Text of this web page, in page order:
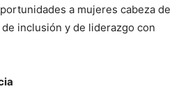
a mujeres cabeza de
inclusión y de liderazgo con